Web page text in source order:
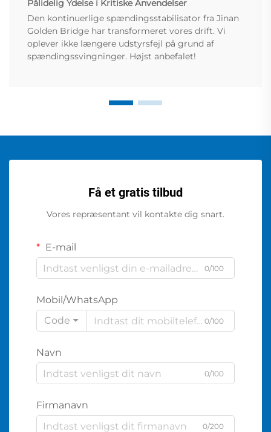
Pålidelig Ydelse i Kritiske Anvendelser
Den kontinuerlige spændingsstabilisator fra Jinan
Golden Bridge har transformeret vores drift. Vi
oplever ikke længere udstyrsfejl på grund af
spændingssvingninger. Højst anbefalet!
Få et gratis tilbud
Vores repræsentant vil kontakte dig snart.
E-mail
0/100
Mobil/WhatsApp
Code
0/100
Navn
0/100
Firmanavn
0/200